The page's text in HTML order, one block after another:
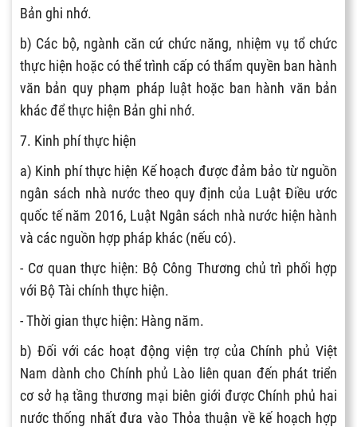
Bản ghi nhớ.
b) Các bộ, ngành căn cứ chức năng, nhiệm vụ tổ chức
thực hiện hoặc có thể trình cấp có thẩm quyền ban hành
văn bản quy phạm pháp luật hoặc ban hành văn bản
khác để thực hiện Bản ghi nhớ.
7. Kinh phí thực hiện
a) Kinh phí thực hiện Kế hoạch được đảm bảo từ nguồn
ngân sách nhà nước theo quy định của Luật Điều ước
quốc tế năm 2016, Luật Ngân sách nhà nước hiện hành
và các nguồn hợp pháp khác (nếu có).
- Cơ quan thực hiện: Bộ Công Thương chủ trì phối hợp
với Bộ Tài chính thực hiện.
- Thời gian thực hiện: Hàng năm.
b) Đối với các hoạt động viện trợ của Chính phủ Việt
Nam dành cho Chính phủ Lào liên quan đến phát triển
cơ sở hạ tầng thương mại biên giới được Chính phủ hai
nước thống nhất đưa vào Thỏa thuận về kế hoạch hợp